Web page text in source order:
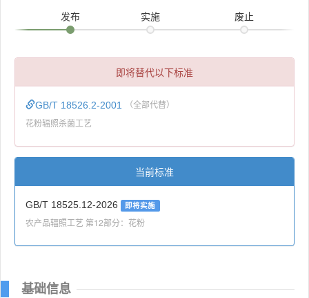
发布 实施 废止
即将替代以下标准
GB/T 18526.2-2001 （全部代替）
花粉辐照杀菌工艺
当前标准
GB/T 18525.12-2026 即将实施
农产品辐照工艺 第12部分：花粉
基础信息